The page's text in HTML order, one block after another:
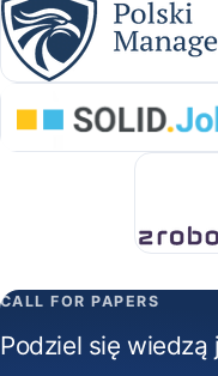
CALL FOR PAPERS
Podziel się